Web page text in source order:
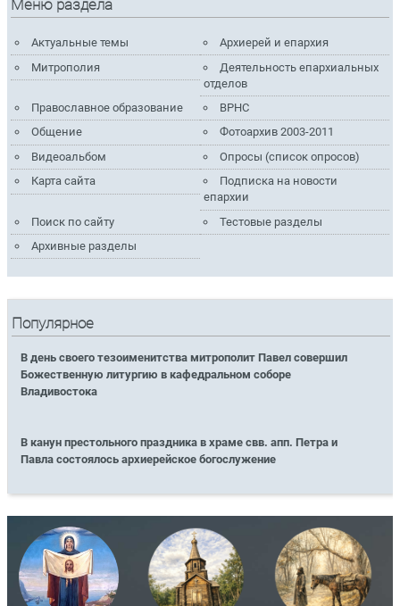
Меню раздела
Актуальные темы
Архиерей и епархия
Митрополия
Деятельность епархиальных
отделов
Православное образование
ВРНС
Общение
Фотоархив 2003-2011
Видеоальбом
Опросы (список опросов)
Карта сайта
Подписка на новости
епархии
Поиск по сайту
Тестовые разделы
Архивные разделы
Популярное
В день своего тезоименитства митрополит Павел совершил
Божественную литургию в кафедральном соборе
Владивостока
В канун престольного праздника в храме свв. апп. Петра и
Павла состоялось архиерейское богослужение